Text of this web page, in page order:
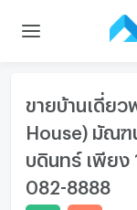
ขายบ้านเดี่ย
House) มัณฑ
บดินทร์ เพียง
082-8888